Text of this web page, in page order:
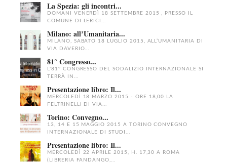
La Spezia: gli incontri...
DOMANI VENERDÌ 18 SETTEMBRE 2015 , PRESSO IL
COMUNE DI LERICI...
Milano: all’Umanitaria...
MILANO, SABATO 18 LUGLIO 2015, ALL’UMANITARIA DI
VIA DAVERIO...
81° Congresso...
L'81° CONGRESSO DEL SODALIZIO INTERNAZIONALE SI
TERRÀ IN...
Presentazione libro: Il...
MERCOLEDÌ 18 MARZO 2015 - ORE 18,00 LA
FELTRINELLI DI VIA...
Torino: Convegno...
13, 14 E 15 MAGGIO 2015 A TORINO CONVEGNO
INTERNAZIONALE DI STUDI...
Presentazione libro: Il...
MERCOLEDÌ 22 APRILE 2015, H. 17,30 A ROMA
(LIBRERIA FANDANGO,...